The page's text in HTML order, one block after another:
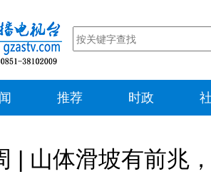
推荐 时政
| 山体滑坡有前兆